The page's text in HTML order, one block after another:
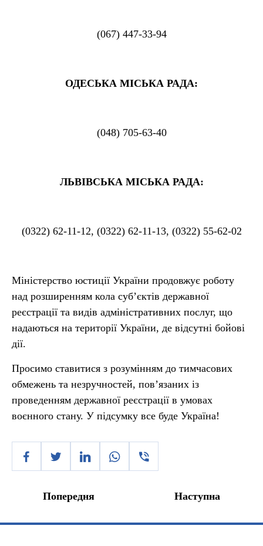
(067) 447-33-94
ОДЕСЬКА МІСЬКА РАДА:
(048) 705-63-40
ЛЬВІВСЬКА МІСЬКА РАДА:
(0322) 62-11-12, (0322) 62-11-13, (0322) 55-62-02
Міністерство юстиції України продовжує роботу
над розширенням кола суб’єктів державної
реєстрації та видів адміністративних послуг, що
надаються на території України, де відсутні бойові
дії.
Просимо ставитися з розумінням до тимчасових
обмежень та незручностей, пов’язаних із
проведенням державної реєстрації в умовах
воєнного стану. У підсумку все буде Україна!
Попередня Наступна